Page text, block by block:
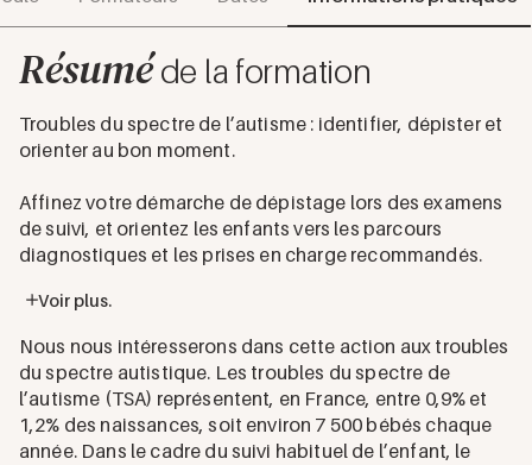
Résuméde la formation
Troubles du spectre de l’autisme : identifier, dépister et
orienter au bon moment.
Affinez votre démarche de dépistage lors des examens
de suivi, et orientez les enfants vers les parcours
diagnostiques et les prises en charge recommandés.
Voir plus.
Nous nous intéresserons dans cette action aux troubles
du spectre autistique. Les troubles du spectre de
l’autisme (TSA) représentent, en France, entre 0,9% et
1,2% des naissances, soit environ 7 500 bébés chaque
année. Dans le cadre du suivi habituel de l’enfant, le